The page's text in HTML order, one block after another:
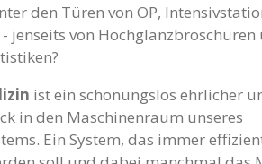
den Türen von OP,
jenseits von Hochglanzbroschüren
ist ein schonungslos ehrlicher
in den Maschinenraum unseres
Ein System, das immer